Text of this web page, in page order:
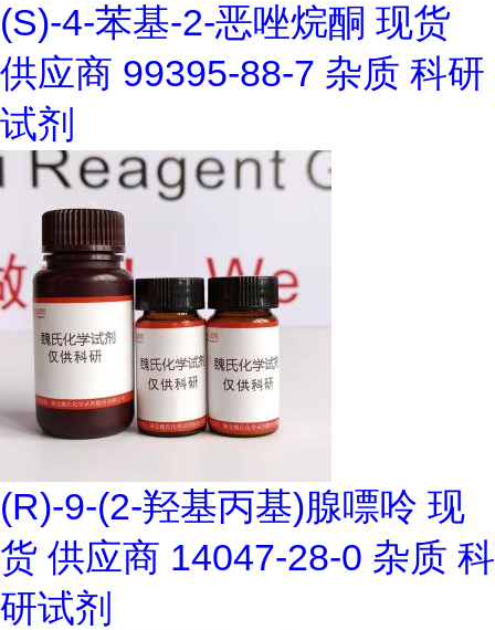
(S)-4-苯基-2-恶唑烷酮 现货
供应商 99395-88-7 杂质 科研
试剂
(R)-9-(2-羟基丙基)腺嘌呤 现
货 供应商 14047-28-0 杂质 科
研试剂